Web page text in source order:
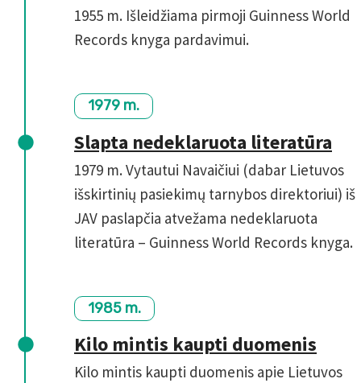
1955 m. Išleidžiama pirmoji Guinness World
Records knyga pardavimui.
1979 m.
Slapta nedeklaruota literatūra
1979 m. Vytautui Navaičiui (dabar Lietuvos
išskirtinių pasiekimų tarnybos direktoriui) iš
JAV paslapčia atvežama nedeklaruota
literatūra – Guinness World Records knyga.
1985 m.
Kilo mintis kaupti duomenis
Kilo mintis kaupti duomenis apie Lietuvos